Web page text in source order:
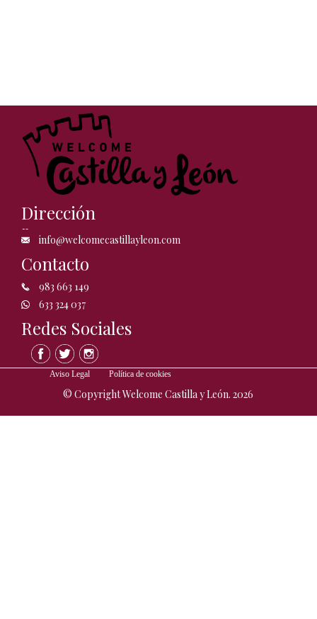
Dirección
info@welcomecastillayleon.com
Contacto
983 663 149
633 324 037
Redes Sociales
Aviso Legal Política de cookies
© Copyright Welcome Castilla y León. 2026